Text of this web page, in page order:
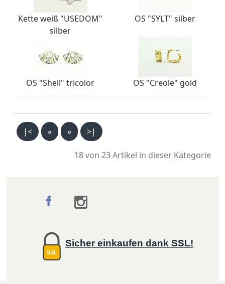
Kette weiß "USEDOM"
silber
OS "SYLT" silber
OS "Shell" tricolor OS "Creole" gold
|< « » >|
18 von 23Artikel in dieser Kategorie
SSL
Sicher einkaufen dank SSL!